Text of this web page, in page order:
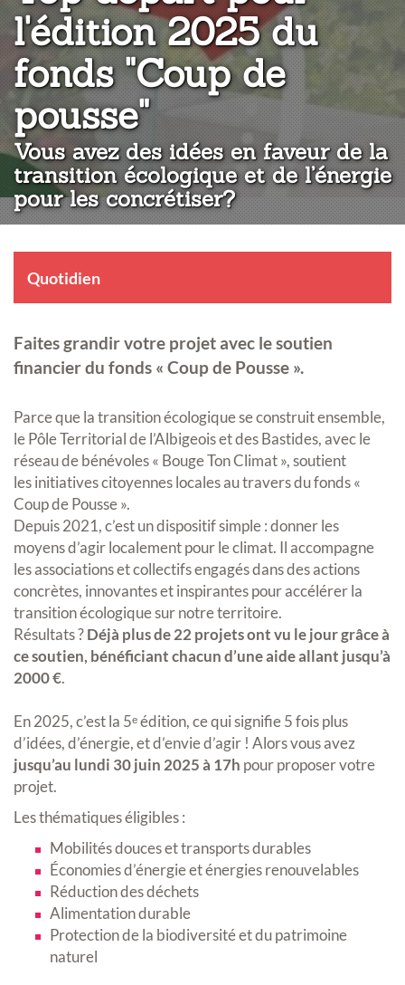
l'édition 2025 du
fonds "Coup de
pousse":
Vous avez des idées en faveur de la
transition écologique et de l’énergie
pour les concrétiser?
Quotidien
Faites grandir votre projet avec le soutien
financier du fonds « Coup de Pousse ».
Parce que la transition écologique se construit ensemble,
le Pôle Territorial de l’Albigeois et des Bastides, avec le
réseau de bénévoles « Bouge Ton Climat », soutient
les initiatives citoyennes locales au travers du fonds «
Coup de Pousse ».
Depuis 2021, c’est un dispositif simple : donner les
moyens d’agir localement pour le climat. Il accompagne
les associations et collectifs engagés dans des actions
concrètes, innovantes et inspirantes pour accélérer la
transition écologique sur notre territoire.
Résultats ?Déjà plus de 22 projets ont vu le jour grâce à
ce soutien, bénéficiant chacun d’une aide allant jusqu’à
2000 €.
En 2025, c’est la 5ᵉ édition, ce qui signifie 5 fois plus
d’idées, d’énergie, et d’envie d’agir ! Alors vous avez
jusqu’au lundi 30 juin 2025 à 17h pour proposer votre
projet.
Les thématiques éligibles :
Mobilités douces et transports durables
Économies d’énergie et énergies renouvelables
Réduction des déchets
Alimentation durable
Protection de la biodiversité et du patrimoine
naturel